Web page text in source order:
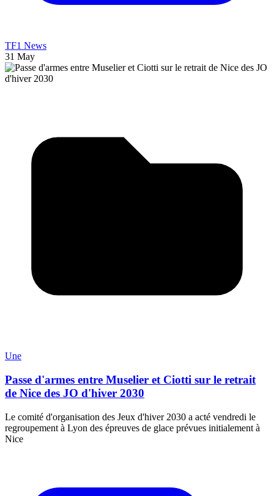
TF1 News
31 May
Une
Passe d'armes entre Muselier et Ciotti sur le retrait
de Nice des JO d'hiver 2030
Le comité d'organisation des Jeux d'hiver 2030 a acté vendredi le
regroupement à Lyon des épreuves de glace prévues initialement à
Nice